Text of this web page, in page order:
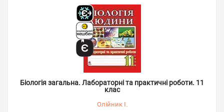
Біологія загальна. Лабораторні та практичні роботи. 11
клас
Олійник І.